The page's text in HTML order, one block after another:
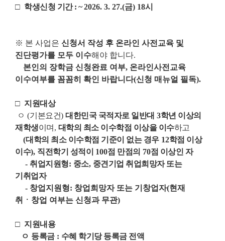
□ 학생신청 기간 : ~2026. 3. 27.(금) 18시
※ 본 사업은 신청서 작성 후 온라인 사전교육 및
진단평가를 모두 이수해야 합니다.
본인의 장학금 신청완료 여부, 온라인사전교육
이수여부를 꼼꼼히 확인 바랍니다(신청 매뉴얼 필독).
□ 지원대상
ㅇ (기본요건) 대한민국 국적자로 일반대 3학년 이상의
재학생이며 , 대학의 최소 이수학점 이상을 이수하고
(대학의 최소 이수학점 기준이 없는 경우12학점 이상
이수), 직전학기 성적이 100점 만점의 70점 이상인 자
- 취업지원형: 중소, 중견기업 취업희망자 또는
기취업자
- 창업지원형: 창업희망자 또는 기창업자(현재
취
ㆍ 창업 여부는 신청과 무관)
□ 지원내용
ㅇ 등록금: 수혜 학기당 등록금 전액